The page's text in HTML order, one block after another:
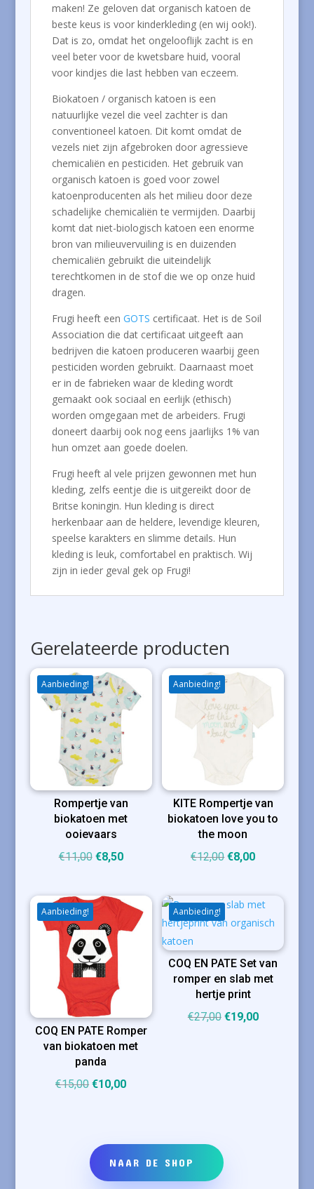
maken! Ze geloven dat organisch katoen de
beste keus is voor kinderkleding (en wij ook!).
Dat is zo, omdat het ongelooflijk zacht is en
veel beter voor de kwetsbare huid, vooral
voor kindjes die last hebben van eczeem.
Biokatoen / organisch katoen is een
natuurlijke vezel die veel zachter is dan
conventioneel katoen. Dit komt omdat de
vezels niet zijn afgebroken door agressieve
chemicaliën en pesticiden. Het gebruik van
organisch katoen is goed voor zowel
katoenproducenten als het milieu door deze
schadelijke chemicaliën te vermijden. Daarbij
komt dat niet-biologisch katoen een enorme
bron van milieuvervuiling is en duizenden
chemicaliën gebruikt die uiteindelijk
terechtkomen in de stof die we op onze huid
dragen.
Frugi heeft een GOTS certificaat. Het is de Soil
Association die dat certificaat uitgeeft aan
bedrijven die katoen produceren waarbij geen
pesticiden worden gebruikt. Daarnaast moet
er in de fabrieken waar de kleding wordt
gemaakt ook sociaal en eerlijk (ethisch)
worden omgegaan met de arbeiders. Frugi
doneert daarbij ook nog eens jaarlijks 1% van
hun omzet aan goede doelen.
Frugi heeft al vele prijzen gewonnen met hun
kleding, zelfs eentje die is uitgereikt door de
Britse koningin. Hun kleding is direct
herkenbaar aan de heldere, levendige kleuren,
speelse karakters en slimme details. Hun
kleding is leuk, comfortabel en praktisch. Wij
zijn in ieder geval gek op Frugi!
Gerelateerde producten
Aanbieding!
Rompertje van
biokatoen met
ooievaars
€11,00 Oorspronkelijke
was:
€11,00.
€8,50Huidige
is:
€8,50.
Aanbieding!
KITE Rompertje van
biokatoen love you to
the moon
€12,00Oorspronkelijke
€12,00.
€8,00Huidige
€8,00.
Aanbieding!
COQ EN PATE Romper
van biokatoen met
panda
€15,00 Oorspronkelijke
€10,00Huidige
Aanbieding!
COQ EN PATE Set van
romper en slab met
hertje print
€27,00 Oorspronkelijke
€19,00Huidige
NAAR DE SHOP